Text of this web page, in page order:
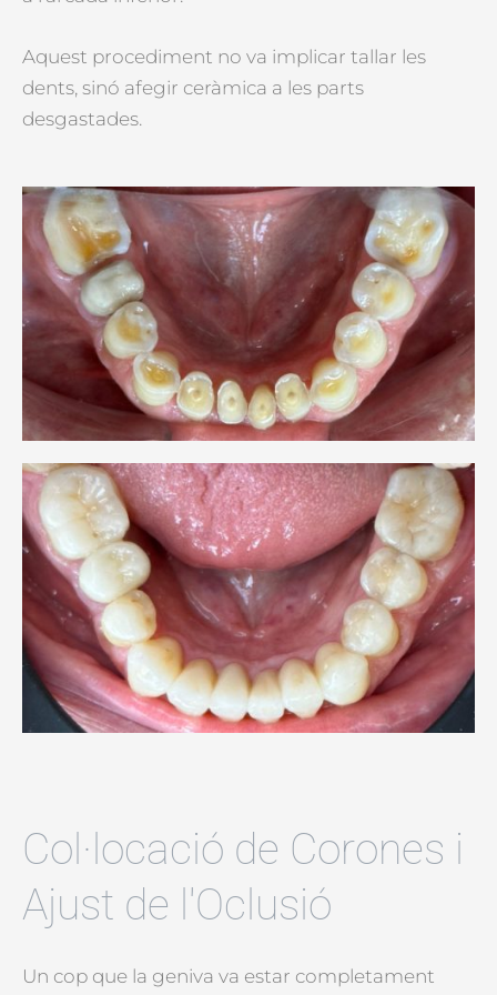
Aquest procediment no va implicar tallar les
dents, sinó afegir ceràmica a les parts
desgastades.
Col·locació de Corones i
Ajust de l'Oclusió
Un cop que la geniva va estar completament